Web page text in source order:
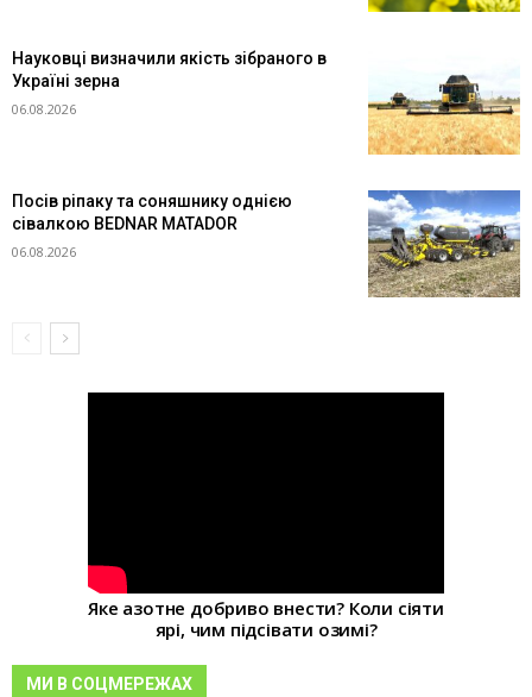
Науковці визначили якість зібраного в
Україні зерна
06.08.2026
Посів ріпаку та соняшнику однією
сівалкою BEDNAR MATADOR
06.08.2026
Яке азотне добриво внести? Коли сіяти
ярі, чим підсівати озимі?
МИ В СОЦМЕРЕЖАХ